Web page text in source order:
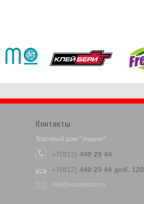
Контакты
Торговый дом "Акцент"
+7(812)449 29 44
+7(812)449 29 44 доб. 120
info@accentdom.ru